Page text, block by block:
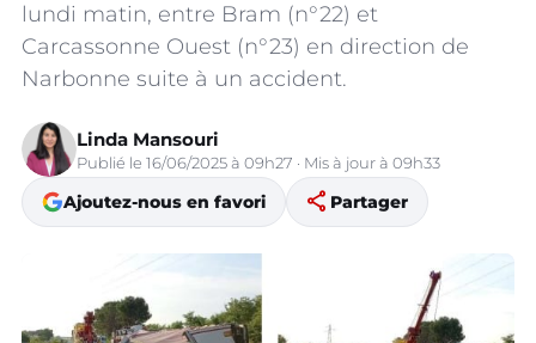
lundi matin, entre Bram (n°22) et
Carcassonne Ouest (n°23) en direction de
Narbonne suite à un accident.
Linda Mansouri
Publié le 16/06/2025 à 09h27 · Mis à jour à 09h33
Ajoutez-nous en favori share Partager